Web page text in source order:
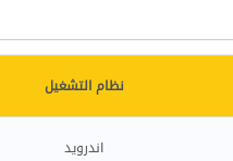
نظام التشغيل
اندرويد